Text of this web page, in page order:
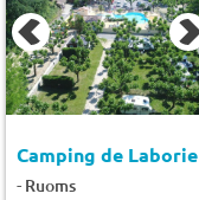
Camping de Laborie
- Ruoms